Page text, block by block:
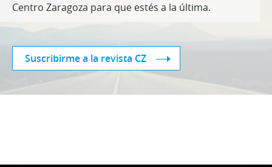
Centro Zaragoza para que estés a la última.
Suscribirme a la revista CZ